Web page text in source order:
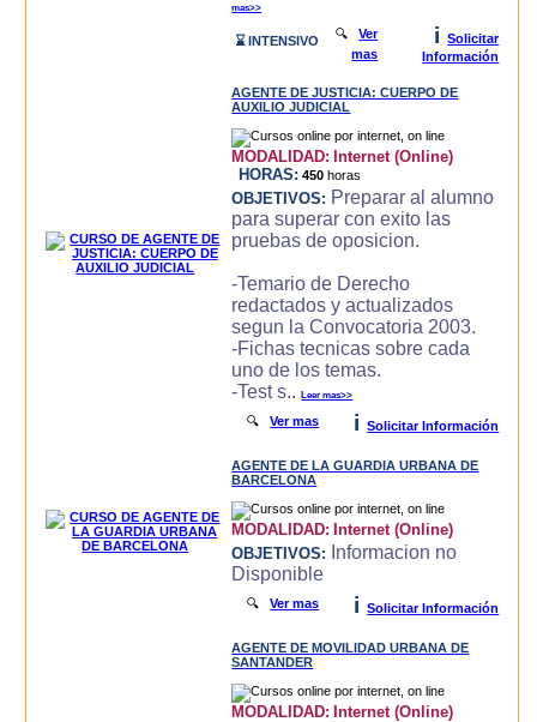
mas>>
⌛ INTENSIVO 🔍Ver
mas
i
Solicitar
Información
AGENTE DE JUSTICIA: CUERPO DE
AUXILIO JUDICIAL
MODALIDAD: Internet (Online)
HORAS: 450 horas
OBJETIVOS: Preparar al alumno
para superar con exito las
pruebas de oposicion.
-Temario de Derecho
redactados y actualizados
segun la Convocatoria 2003.
-Fichas tecnicas sobre cada
uno de los temas.
-Test s..Leer mas>>
🔍Ver mas i Solicitar Información
AGENTE DE LA GUARDIA URBANA DE
BARCELONA
MODALIDAD: Internet (Online)
OBJETIVOS:
Informacion no
Disponible
🔍Ver mas i Solicitar Información
AGENTE DE MOVILIDAD URBANA DE
SANTANDER
MODALIDAD: Internet (Online)